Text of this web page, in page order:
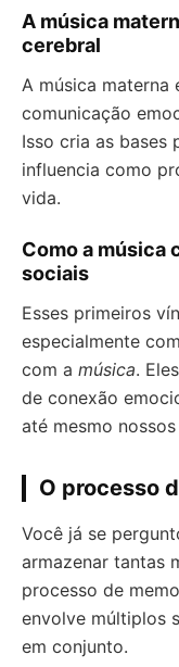
A música
cerebral
A música materna
comunicação
Isso cria as bases
influencia como
vida.
Como a música
sociais
Esses primeiros
especialmente
com a música.
de conexão
até mesmo nossos
O processo
Você já se
armazenar tantas
processo de
envolve múltiplos
em conjunto.